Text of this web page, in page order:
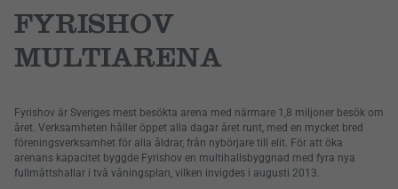
FYRISHOV
MULTIARENA
Fyrishov är Sveriges mest besökta arena med närmare 1,8 miljoner besök om
året. Verksamheten håller öppet alla dagar året runt, med en mycket bred
föreningsverksamhet för alla åldrar, från nybörjare till elit. För att öka
arenans kapacitet byggde Fyrishov en multihallsbyggnad med fyra nya
fullmåttshallar i två våningsplan, vilken invigdes i augusti 2013.